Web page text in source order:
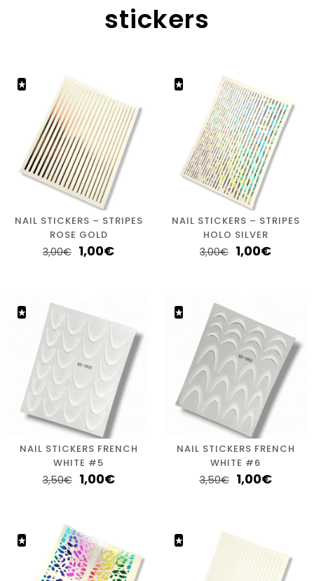
stickers
NAIL STICKERS – STRIPES
ROSE GOLD
3,00€ 1,00€
NAIL STICKERS – STRIPES
HOLO SILVER
3,00€ 1,00€
NAIL STICKERS FRENCH
WHITE #5
3,50€ 1,00€
NAIL STICKERS FRENCH
WHITE #6
3,50€ 1,00€